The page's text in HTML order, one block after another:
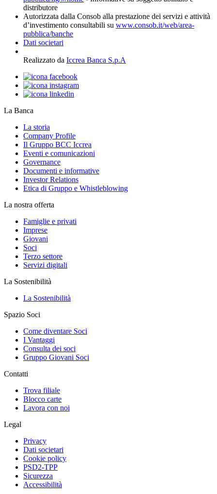
distributore
Autorizzata dalla Consob alla prestazione dei servizi e attività
d’investimento consultabili su www.consob.it/web/area-
pubblica/banche
Dati societari
Realizzato da Iccrea Banca S.p.A
La Banca
La storia
Company Profile
Il Gruppo BCC Iccrea
Eventi e comunicazioni
Governance
Documenti e informative
Investor Relations
Etica di Gruppo e Whistleblowing
La nostra offerta
Famiglie e privati
Imprese
Giovani
Soci
Terzo settore
Servizi digitali
La Sostenibilità
La Sostenibilità
Spazio Soci
Come diventare Soci
I Vantaggi
Consulta dei soci
Gruppo Giovani Soci
Contatti
Trova filiale
Blocco carte
Lavora con noi
Legal
Privacy
Dati societari
Cookie policy
PSD2-TPP
Sicurezza
Accessibilità